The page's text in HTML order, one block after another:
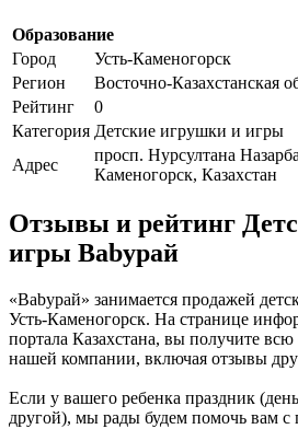
Образование
Город
Усть-Каменогорск
Регион
Восточно-Казахстанская
Рейтинг
0
Категория Детские игрушки и игры
Адрес
просп. Нурсултана
Каменогорск, Казахстан
Отзывы и рейтинг
игры Babyрай
«Babyрай» занимается продажей
Усть-Каменогорск. На странице
портала Казахстана, вы получите
нашей компании, включая отзывы
Если у вашего ребенка праздник
другой), мы рады будем помочь вам с